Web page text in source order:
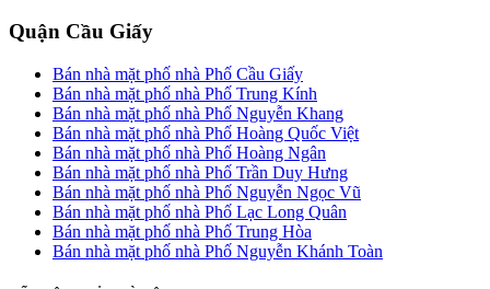
Quận Cầu Giấy
Bán nhà mặt phố nhà Phố Cầu Giấy
Bán nhà mặt phố nhà Phố Trung Kính
Bán nhà mặt phố nhà Phố Nguyễn Khang
Bán nhà mặt phố nhà Phố Hoàng Quốc Việt
Bán nhà mặt phố nhà Phố Hoàng Ngân
Bán nhà mặt phố nhà Phố Trần Duy Hưng
Bán nhà mặt phố nhà Phố Nguyễn Ngọc Vũ
Bán nhà mặt phố nhà Phố Lạc Long Quân
Bán nhà mặt phố nhà Phố Trung Hòa
Bán nhà mặt phố nhà Phố Nguyễn Khánh Toàn